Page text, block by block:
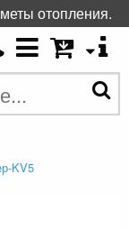
KV5
отопления.